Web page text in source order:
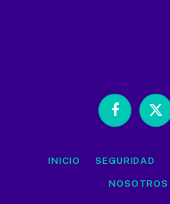
Facebook
X
INICIO SEGURIDAD
NOSOTROS